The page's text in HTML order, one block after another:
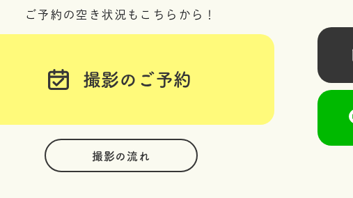
ご予約の空き状況もこちらから！
撮影のご予約
撮影の流れ